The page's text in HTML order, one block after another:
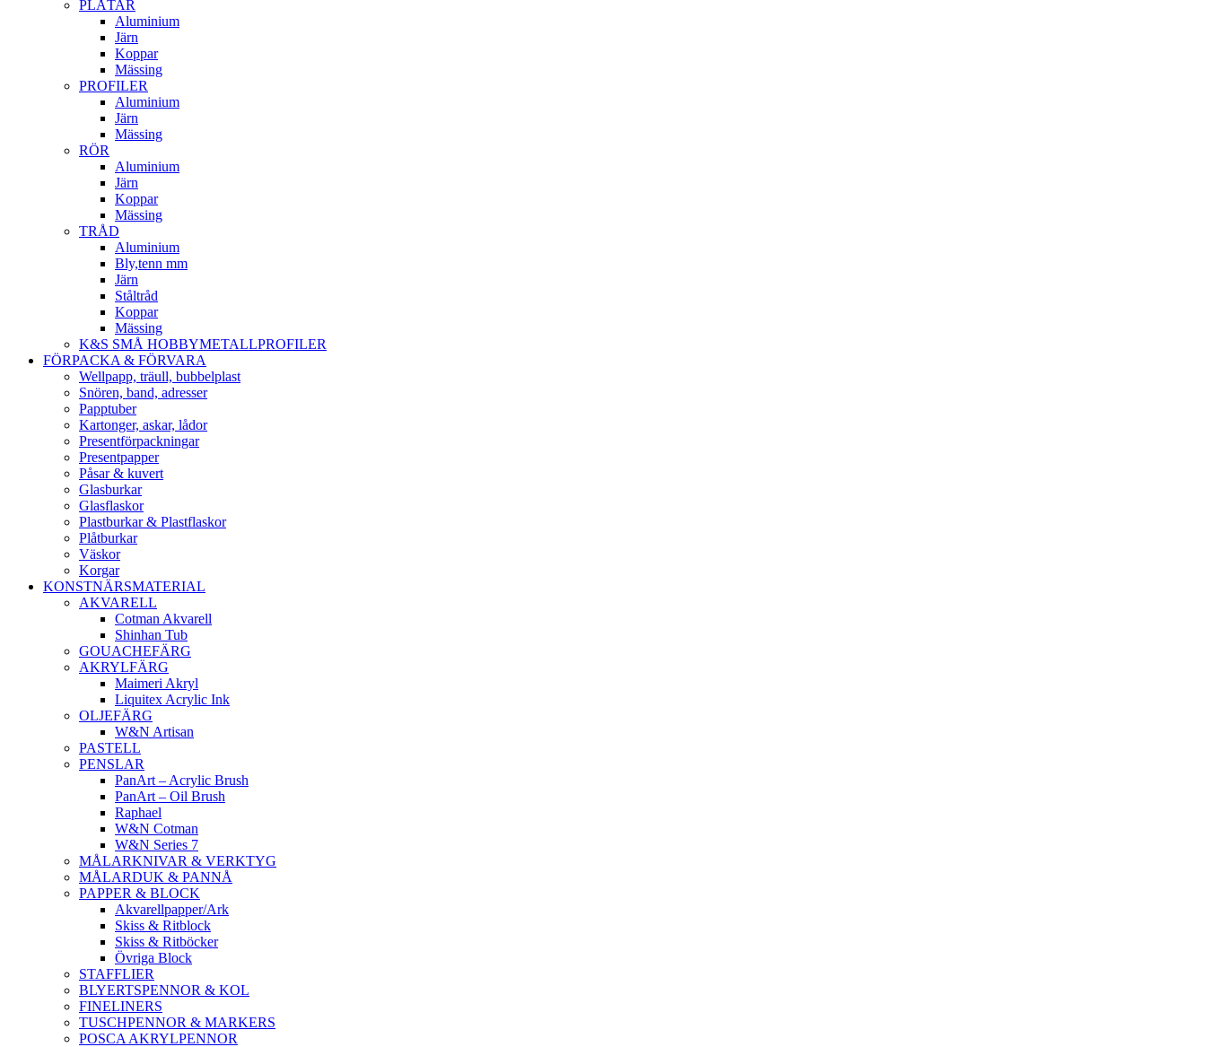
PLÅTAR
Aluminium
Järn
Koppar
Mässing
PROFILER
Aluminium
Järn
Mässing
RÖR
Aluminium
Järn
Koppar
Mässing
TRÅD
Aluminium
Bly,tenn mm
Järn
Ståltråd
Koppar
Mässing
K&S SMÅ HOBBYMETALLPROFILER
FÖRPACKA & FÖRVARA
Wellpapp, träull, bubbelplast
Snören, band, adresser
Papptuber
Kartonger, askar, lådor
Presentförpackningar
Presentpapper
Påsar & kuvert
Glasburkar
Glasflaskor
Plastburkar & Plastflaskor
Plåtburkar
Väskor
Korgar
KONSTNÄRSMATERIAL
AKVARELL
Cotman Akvarell
Shinhan Tub
GOUACHEFÄRG
AKRYLFÄRG
Maimeri Akryl
Liquitex Acrylic Ink
OLJEFÄRG
W&N Artisan
PASTELL
PENSLAR
PanArt – Acrylic Brush
PanArt – Oil Brush
Raphael
W&N Cotman
W&N Series 7
MÅLARKNIVAR & VERKTYG
MÅLARDUK & PANNÅ
PAPPER & BLOCK
Akvarellpapper/Ark
Skiss & Ritblock
Skiss & Ritböcker
Övriga Block
STAFFLIER
BLYERTSPENNOR & KOL
FINELINERS
TUSCHPENNOR & MARKERS
POSCA AKRYLPENNOR